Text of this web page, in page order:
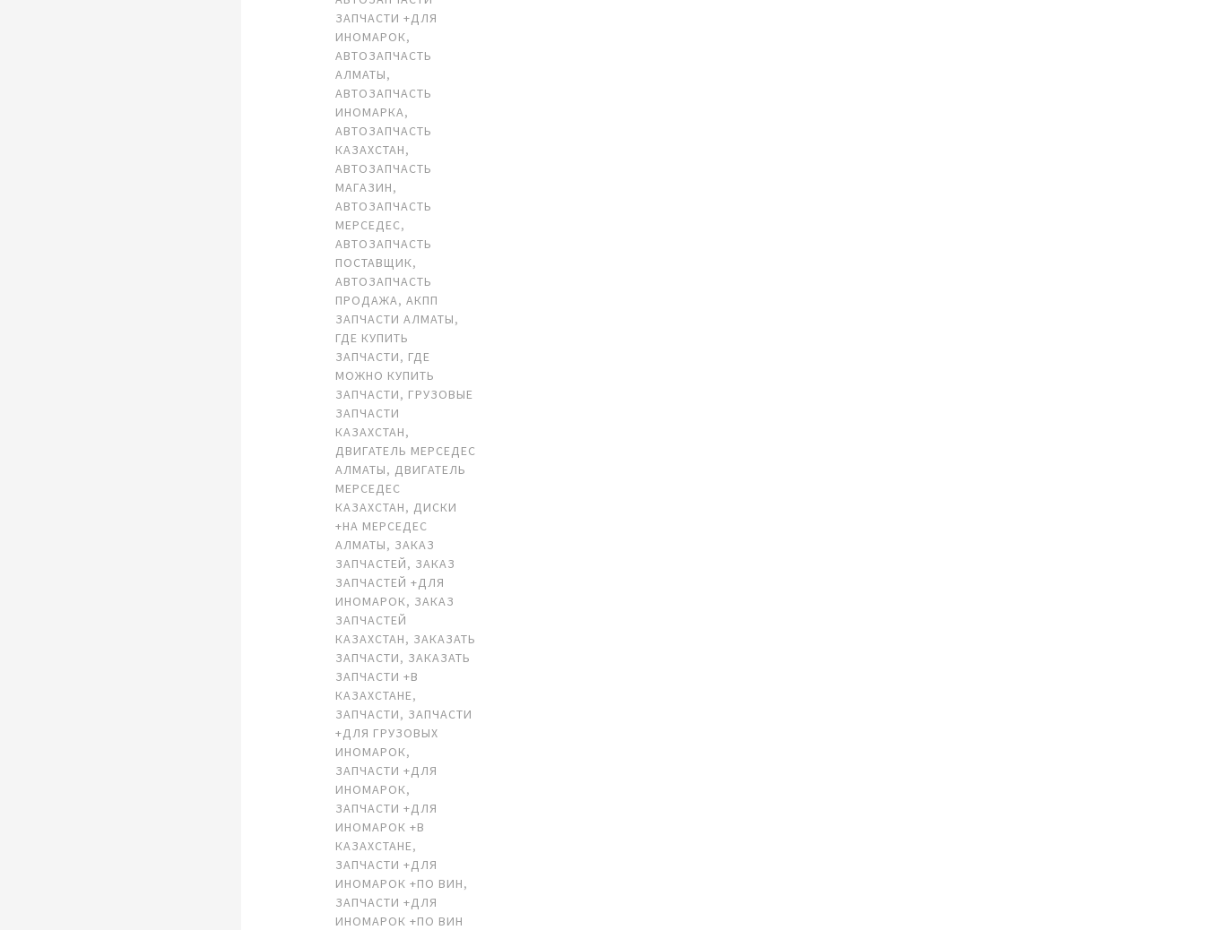
ЗАПЧАСТИ +ДЛЯ
ИНОМАРОК,
АВТОЗАПЧАСТЬ
АЛМАТЫ,
АВТОЗАПЧАСТЬ
ИНОМАРКА,
АВТОЗАПЧАСТЬ
КАЗАХСТАН,
АВТОЗАПЧАСТЬ
МАГАЗИН,
АВТОЗАПЧАСТЬ
МЕРСЕДЕС,
АВТОЗАПЧАСТЬ
ПОСТАВЩИК,
АВТОЗАПЧАСТЬ
ПРОДАЖА,АКПП
ЗАПЧАСТИ АЛМАТЫ,
ГДЕ КУПИТЬ
ЗАПЧАСТИ, ГДЕ
МОЖНО КУПИТЬ
ЗАПЧАСТИ, ГРУЗОВЫЕ
ЗАПЧАСТИ
КАЗАХСТАН,
ДВИГАТЕЛЬ МЕРСЕДЕС
АЛМАТЫ, ДВИГАТЕЛЬ
МЕРСЕДЕС
КАЗАХСТАН, ДИСКИ
+НА МЕРСЕДЕС
АЛМАТЫ, ЗАКАЗ
ЗАПЧАСТЕЙ, ЗАКАЗ
ЗАПЧАСТЕЙ +ДЛЯ
ИНОМАРОК, ЗАКАЗ
ЗАПЧАСТЕЙ
КАЗАХСТАН, ЗАКАЗАТЬ
ЗАПЧАСТИ, ЗАКАЗАТЬ
ЗАПЧАСТИ +В
КАЗАХСТАНЕ,
ЗАПЧАСТИ, ЗАПЧАСТИ
+ДЛЯ ГРУЗОВЫХ
ИНОМАРОК,
ЗАПЧАСТИ +ДЛЯ
ИНОМАРОК,
ЗАПЧАСТИ +ДЛЯ
ИНОМАРОК +В
КАЗАХСТАНЕ,
ЗАПЧАСТИ +ДЛЯ
ИНОМАРОК +ПО ВИН,
ЗАПЧАСТИ +ДЛЯ
ИНОМАРОК +ПО ВИН